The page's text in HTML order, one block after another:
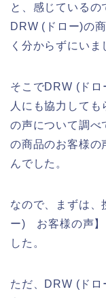
と、感じているの
DRW (ドロー)の
く分からずにいま
そこでDRW (ドロ
人にも協力して
の声について調べ
の商品のお客様の
んでした。
なので、まずは、
ー) お客様の声】
した。
ただ、DRW (ドロ